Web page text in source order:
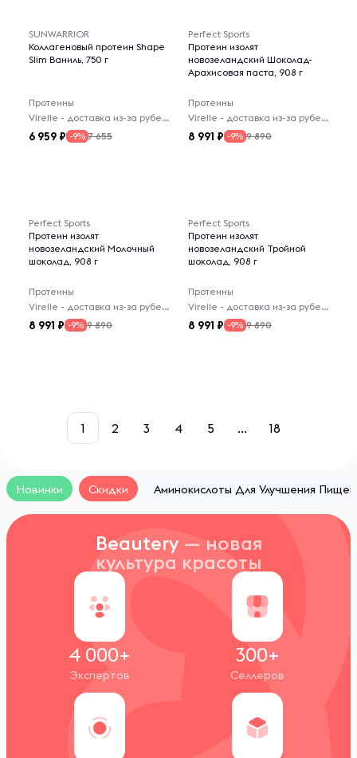
SUNWARRIOR
Коллагеновый протеин Shape
Slim Ваниль, 750 г
Протеины
Virelle - доставка из-за рубежа
6 959 -9% 7 655
Perfect Sports
Протеин изолят
новозеландский Шоколад-
Арахисовая паста, 908 г
Протеины
Virelle - доставка из-за рубежа
8 991 -9% 9 890
Perfect Sports
Протеин изолят
новозеландский Молочный
шоколад, 908 г
Протеины
Virelle - доставка из-за рубежа
8 991 -9% 9 890
Perfect Sports
Протеин изолят
новозеландский Тройной
шоколад, 908 г
Протеины
Virelle - доставка из-за рубежа
8 991 -9% 9 890
1 2 3 4 5 ... 18
Новинки Скидки Аминокислоты Для Улучшения
Beautery — новая
культура красоты
4 000+
Экспертов
300+
Селлеров